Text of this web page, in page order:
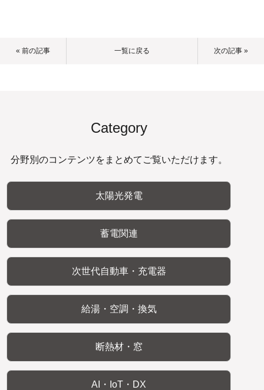
« 前の記事 一覧に戻る 次の記事 »
Category
分野別のコンテンツをまとめてご覧いただけます。
太陽光発電
蓄電関連
次世代自動車・充電器
給湯・空調・換気
断熱材・窓
AI・IoT・DX